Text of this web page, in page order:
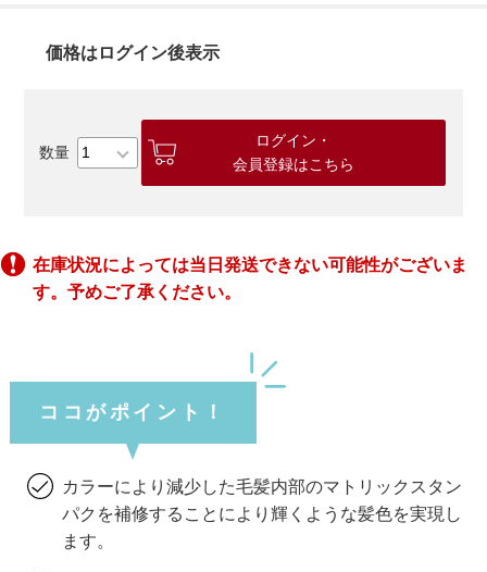
価格はログイン後表示
ログイン・
会員登録はこちら
在庫状況によっては当日発送できない可能性がございま
す。予めご了承ください。
ココがポイント！
カラーにより減少した毛髪内部のマトリックスタン
パクを補修することにより輝くような髪色を実現し
ます。